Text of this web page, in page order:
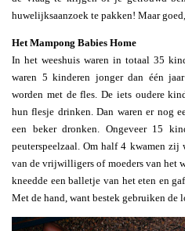
huwelijksaanzoek te pakken! Maar
Het Mampong Babies Home
In het weeshuis waren in totaal 35
waren 5 kinderen jonger dan één
worden met de fles. De iets oudere
hun flesje drinken. Dan waren er nog
een beker dronken. Ongeveer 15
peuterspeelzaal. Om half 4 kwamen zij
van de vrijwilligers of moeders van het
kneedde een balletje van het eten en
Met de hand, want bestek gebruiken de